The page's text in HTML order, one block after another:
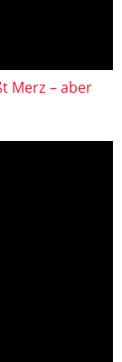
Merz – aber